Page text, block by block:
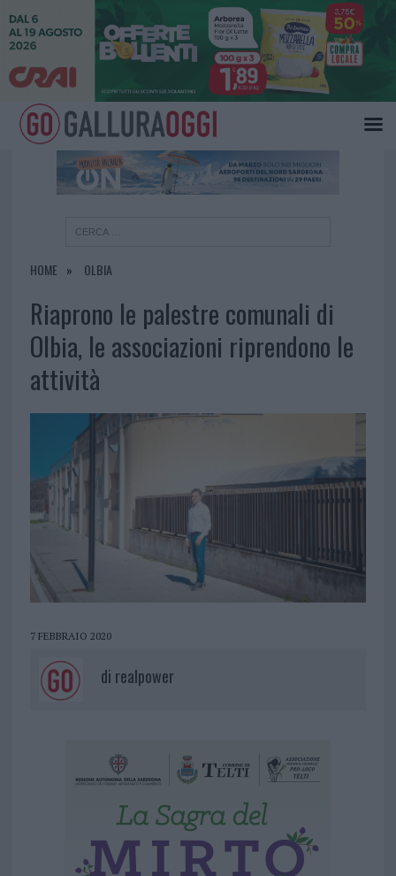
HOME OLBIA
Riaprono le palestre comunali di
Olbia, le associazioni riprendono le
attività
7 FEBBRAIO 2020
di realpower
×